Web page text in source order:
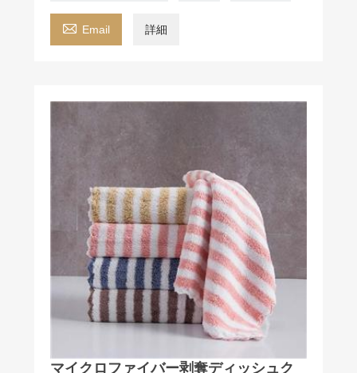
 Email 詳細
マイクロファイバー剥奪ディッシュク